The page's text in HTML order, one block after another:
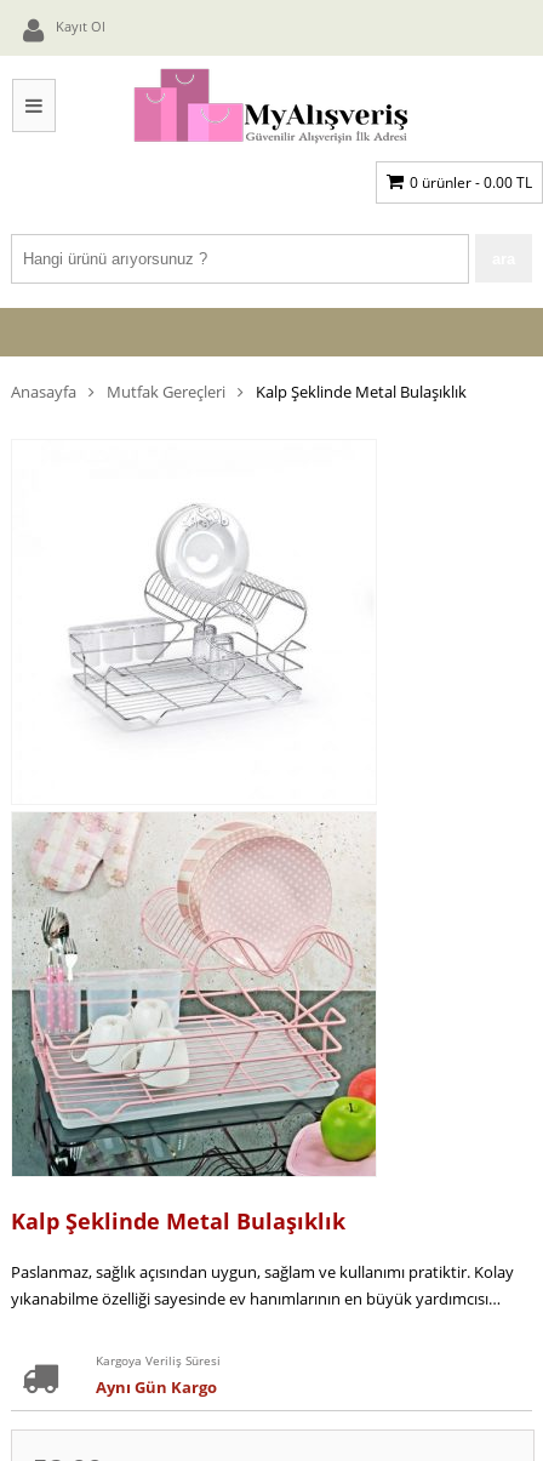
Kayıt Ol
0 ürünler -0.00TL
Anasayfa Mutfak Gereçleri Kalp Şeklinde Metal Bulaşıklık
Kalp Şeklinde Metal Bulaşıklık
Paslanmaz, sağlık açısından uygun, sağlam ve kullanımı pratiktir. Kolay
yıkanabilme özelliği sayesinde ev hanımlarının en büyük yardımcısı…
Kargoya Veriliş Süresi
Aynı Gün Kargo